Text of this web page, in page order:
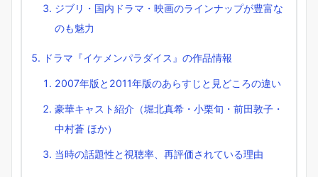
ジブリ・国内ドラマ・映画のラインナップが豊富な
のも魅力
ドラマ『イケメンパラダイス』の作品情報
2007年版と2011年版のあらすじと見どころの違い
豪華キャスト紹介（堀北真希・小栗旬・前田敦子・
中村蒼 ほか）
当時の話題性と視聴率、再評価されている理由